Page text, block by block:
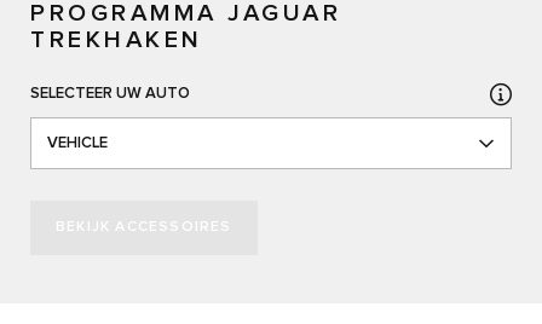
PROGRAMMA JAGUAR
TREKHAKEN
SELECTEER UW AUTO
VEHICLE
BEKIJK ACCESSOIRES